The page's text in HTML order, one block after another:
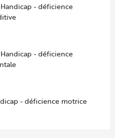
- déficience
- déficience
- déficience motrice